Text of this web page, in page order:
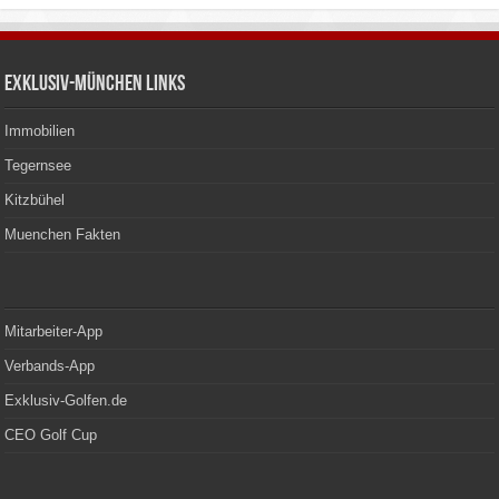
Exklusiv-München Links
Immobilien
Tegernsee
Kitzbühel
Muenchen Fakten
Mitarbeiter-App
Verbands-App
Exklusiv-Golfen.de
CEO Golf Cup